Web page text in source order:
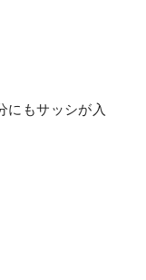
にもサッシが入